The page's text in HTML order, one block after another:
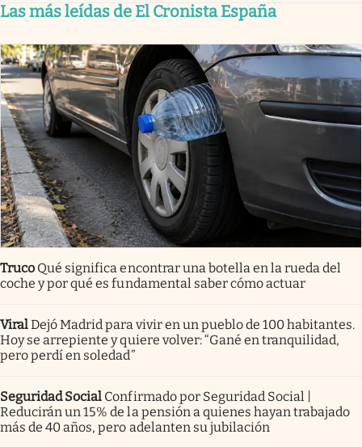
Las más leídas de El Cronista España
Truco Qué significa encontrar una botella en la rueda del
coche y por qué es fundamental saber cómo actuar
ViralDejó Madrid para vivir en un pueblo de 100 habitantes.
Hoy se arrepiente y quiere volver: “Gané en tranquilidad,
pero perdí en soledad”
Seguridad Social Confirmado por Seguridad Social |
Reducirán un 15% de la pensión a quienes hayan trabajado
más de 40 años, pero adelanten su jubilación